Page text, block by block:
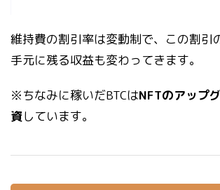
維持費の割引率は変動制で、この割引
手元に残る収益も変わってきます。
※ちなみに稼いだBTCはNFTのアップ
資しています。